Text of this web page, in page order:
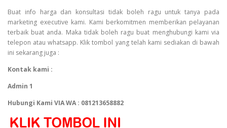
Buat info harga dan konsultasi tidak boleh ragu untuk tanya pada
marketing executive kami. Kami berkomitmen memberikan pelayanan
terbaik buat anda. Maka tidak boleh ragu buat menghubungi kami via
telepon atau whatsapp. Klik tombol yang telah kami sediakan di bawah
ini sekarang juga :
Kontak kami :
Admin 1
Hubungi Kami VIA WA : 081213658882